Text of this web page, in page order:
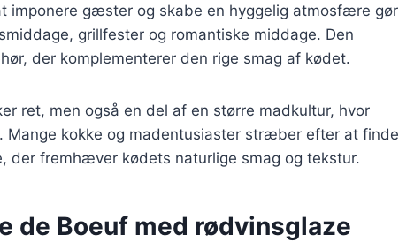
imponere gæster og skabe en hyggelig atmosfære gør
grillfester og romantiske middage. Den
der komplementerer den rige smag af kødet.
ret, men også en del af en større madkultur, hvor
kokke og madentusiaster stræber efter at finde
der fremhæver kødets naturlige smag og tekstur.
de Boeuf med rødvinsglaze